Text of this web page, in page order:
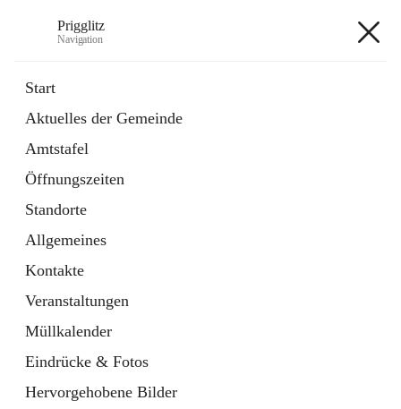
Prigglitz
Navigation
Start
Aktuelles der Gemeinde
Amtstafel
Öffnungszeiten
Standorte
Allgemeines
Kontakte
Veranstaltungen
Müllkalender
Eindrücke & Fotos
Hervorgehobene Bilder
Externe Webseite
in
Tab
Gemeindezeitung
Ordner
öffnet
in
neuem
Tab
Hauptadresse